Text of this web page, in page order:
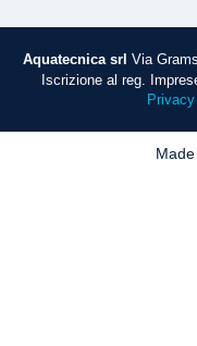
Aquatecnica srl Via
Iscrizione al reg.